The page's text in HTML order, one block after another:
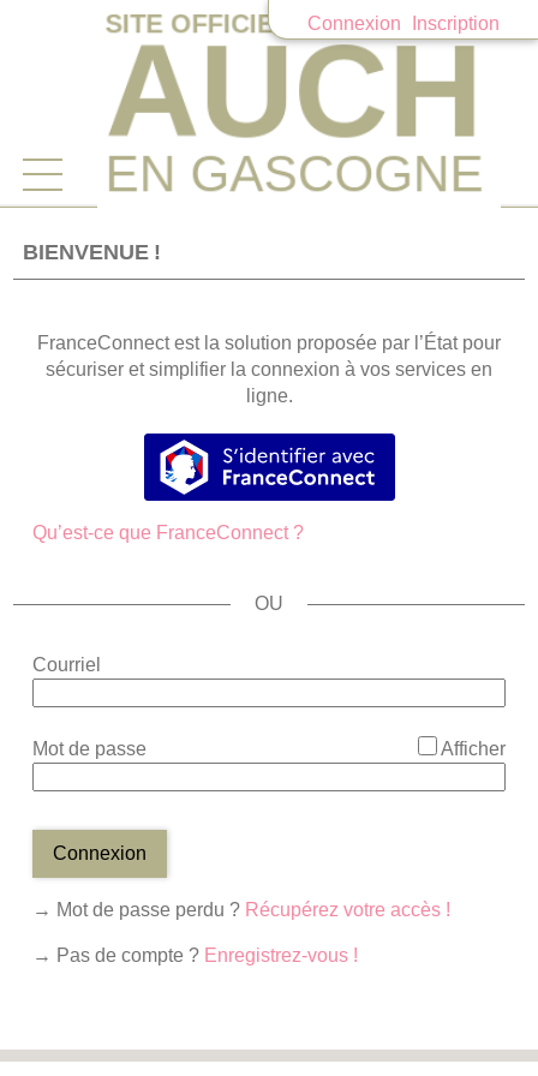
Connexion Inscription
Ouvrir le menu
Mon compte
BIENVENUE !
FranceConnect est la solution proposée par l’État pour
sécuriser et simplifier la connexion à vos services en
ligne.
S’identifier avec
Qu’est-ce que FranceConnect ?
Courriel
Mot de passe Afficher
Connexion
→ Mot de passe perdu ? Récupérez votre accès !
→ Pas de compte ? Enregistrez-vous !